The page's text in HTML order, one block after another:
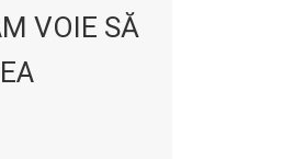
VOIE SĂ